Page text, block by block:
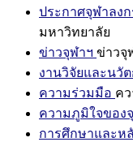
ประกาศจุฬาลง
มหาวิทยาลัย
ข่าวจุฬาฯ ข่าวจุ
งานวิจัยและนวั
ความร่วมมือ ค
ความภูมิใจของ
การศึกษาและห